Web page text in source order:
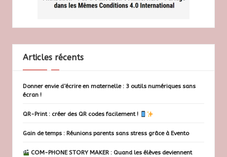
Articles récents
Donner envie d’écrire en maternelle : 3 outils numériques sans
écran !
QR-Print : créer des QR codes facilement !
Gain de temps : Réunions parents sans stress grâce à Evento
COM-PHONE STORY MAKER : Quand les élèves deviennent